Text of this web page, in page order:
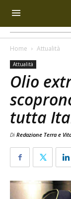
Home Attualità
Attualità
Olio
tutta
Di Redazione Terra e